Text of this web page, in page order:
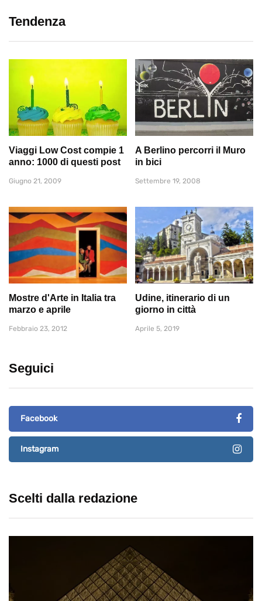
Tendenza
Viaggi Low Cost compie 1
anno: 1000 di questi post
Giugno 21, 2009
A Berlino percorri il Muro
in bici
Settembre 19, 2008
Mostre d'Arte in Italia tra
marzo e aprile
Febbraio 23, 2012
Udine, itinerario di un
giorno in città
Aprile 5, 2019
Seguici
Facebook
Instagram
Scelti dalla redazione